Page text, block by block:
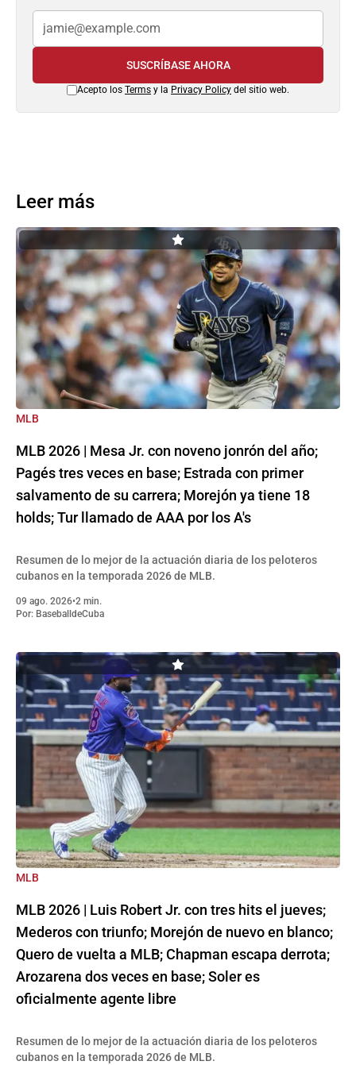
SUSCRÍBASE AHORA
Acepto los Terms y la Privacy Policy del sitio web.
Leer más
MLB
MLB 2026 | Mesa Jr. con noveno jonrón del año;
Pagés tres veces en base; Estrada con primer
salvamento de su carrera; Morejón ya tiene 18
holds; Tur llamado de AAA por los A's
Resumen de lo mejor de la actuación diaria de los peloteros
cubanos en la temporada 2026 de MLB.
09 ago. 2026•2 min.
Por: BaseballdeCuba
MLB
MLB 2026 | Luis Robert Jr. con tres hits el jueves;
Mederos con triunfo; Morejón de nuevo en blanco;
Quero de vuelta a MLB; Chapman escapa derrota;
Arozarena dos veces en base; Soler es
oficialmente agente libre
Resumen de lo mejor de la actuación diaria de los peloteros
cubanos en la temporada 2026 de MLB.